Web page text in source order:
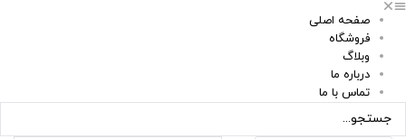
صفحه اصلی
فروشگاه
وبلاگ
درباره ما
تماس با ما